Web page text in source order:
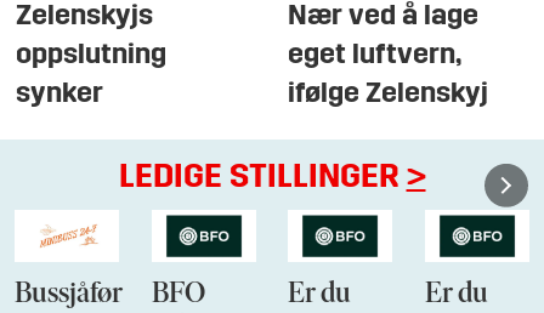
Zelenskyjs
oppslutning
synker
Nær ved å lage
eget luftvern,
ifølge Zelenskyj
LEDIGE STILLINGER >
Bussjåfør
BFO
Er du
Er du